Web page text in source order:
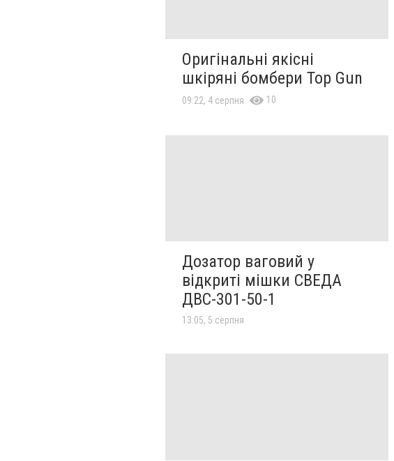
Оригінальні якісні
шкіряні бомбери Top Gun
09:22, 4 серпня 10
Дозатор ваговий у
відкриті мішки СВЕДА
ДВС-301-50-1
13:05, 5 серпня